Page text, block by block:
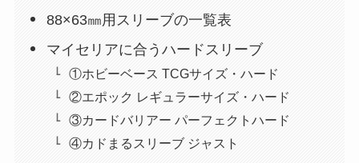
88×63㎜用スリーブの一覧表
マイセリアに合うハードスリーブ
①ホビーベース TCGサイズ・ハード
②エポック レギュラーサイズ・ハード
③カードバリアー パーフェクトハード
④カドまるスリーブ ジャスト